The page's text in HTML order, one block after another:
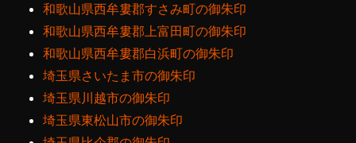
和歌山県西牟婁郡すさみ町の御朱印
和歌山県西牟婁郡上富田町の御朱印
和歌山県西牟婁郡白浜町の御朱印
埼玉県さいたま市の御朱印
埼玉県川越市の御朱印
埼玉県東松山市の御朱印